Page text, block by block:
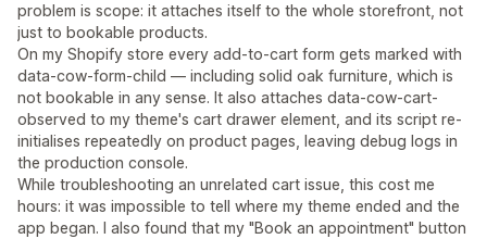
problem is scope: it attaches itself to the whole storefront, not
just to bookable products.
On my Shopify store every add-to-cart form gets marked with
data-cow-form-child — including solid oak furniture, which is
not bookable in any sense. It also attaches data-cow-cart-
observed to my theme's cart drawer element, and its script re-
initialises repeatedly on product pages, leaving debug logs in
the production console.
While troubleshooting an unrelated cart issue, this cost me
hours: it was impossible to tell where my theme ended and the
app began. I also found that my "Book an appointment" button